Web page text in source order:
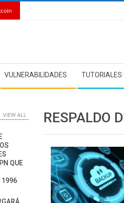
VULNERABILIDADES TUTORIALES
RESPALDO
VIEW ALL
QUE
1996